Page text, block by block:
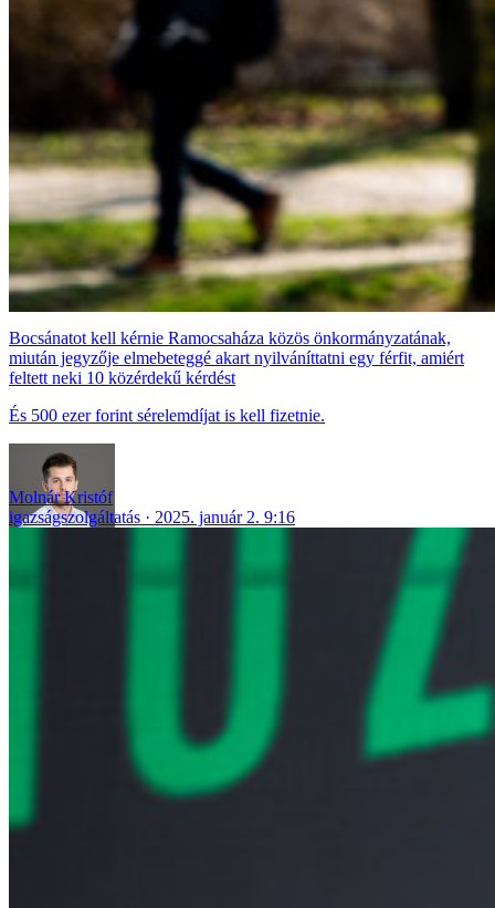
Bocsánatot kell kérnie Ramocsaháza közös önkormányzatának,
miután jegyzője elmebeteggé akart nyilváníttatni egy férfit, amiért
feltett neki 10 közérdekű kérdést
És 500 ezer forint sérelemdíjat is kell fizetnie.
Molnár Kristóf
igazságszolgáltatás
2025. január 2. 9:16